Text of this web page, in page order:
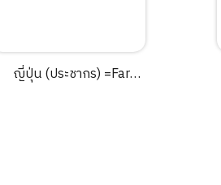
ญี่ปุ่น (ประชากร) =Far